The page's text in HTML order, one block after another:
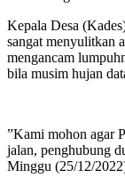
Kepala Desa
sangat menyulitkan
mengancam
bila musim hujan
”Kami mohon agar
jalan, penghubung
Minggu (25/12/